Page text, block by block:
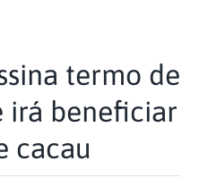
termo de
irá beneficiar
cacau